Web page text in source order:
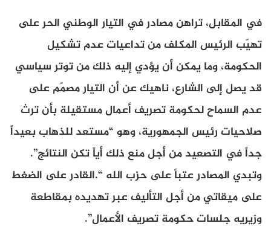
في المقابل، تراهن مصادر في التيار الوطني الحر على
تهيّب الرئيس المكلف من تداعيات عدم تشكيل
الحكومة، وما يمكن أن يؤدي إليه ذلك من توتر سياسي
قد يصل إلى الشارع، ناهيك عن أن التيار مصمّم على
عدم السماح لحكومة تصريف أعمال مستقيلة بأن ترث
صلاحيات رئيس الجمهورية، وهو “مستعد للذهاب بعيداً
جداً في التصعيد من أجل منع ذلك أياً تكن النتائج”.
وتبدي المصادر عتباً على حزب الله “.القادر على الضغط
على ميقاتي من أجل التأليف عبر تهديده بمقاطعة
وزيريه جلسات حكومة تصريف الأعمال”.